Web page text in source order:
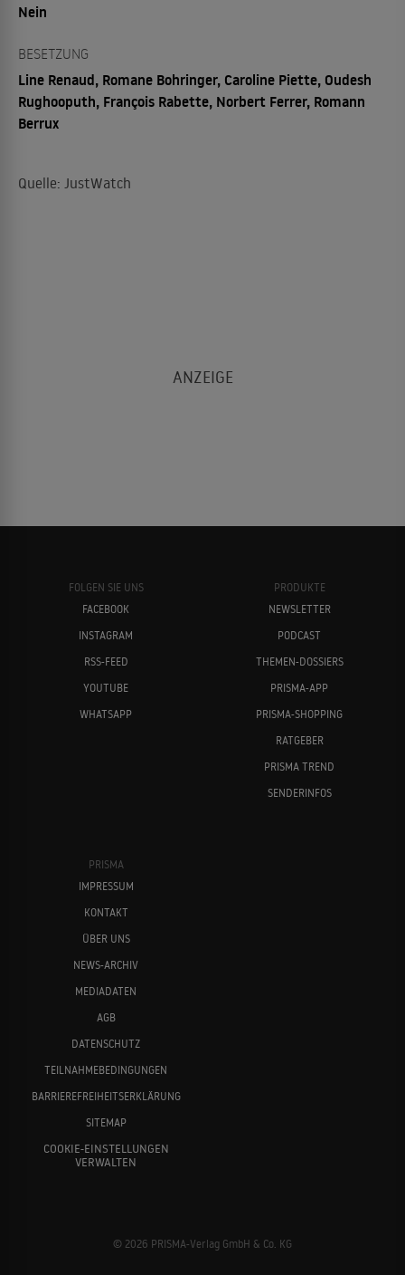
Nein
BESETZUNG
Line Renaud, Romane Bohringer, Caroline Piette, Oudesh
Rughooputh, François Rabette, Norbert Ferrer, Romann
Berrux
Quelle: JustWatch
FOLGEN SIE UNS
FACEBOOK
INSTAGRAM
RSS-FEED
YOUTUBE
WHATSAPP
PRODUKTE
NEWSLETTER
PODCAST
THEMEN-DOSSIERS
PRISMA-APP
PRISMA-SHOPPING
RATGEBER
PRISMA TREND
SENDERINFOS
PRISMA
IMPRESSUM
KONTAKT
ÜBER UNS
NEWS-ARCHIV
MEDIADATEN
AGB
DATENSCHUTZ
TEILNAHMEBEDINGUNGEN
BARRIEREFREIHEITSERKLÄRUNG
SITEMAP
COOKIE-EINSTELLUNGEN
VERWALTEN
© 2026 PRISMA-Verlag GmbH & Co. KG